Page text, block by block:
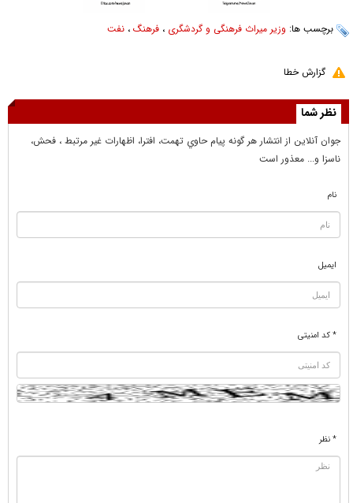
برچسب ها: وزیر میراث فرهنگی و گردشگری ، فرهنگ ، نفت
گزارش خطا
نظر شما
جوان آنلاين از انتشار هر گونه پيام حاوي تهمت، افترا، اظهارات غير مرتبط ، فحش،
ناسزا و... معذور است
نام
ایمیل
* کد امنیتی
* نظر